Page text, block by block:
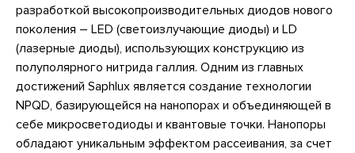
разработкой высокопроизводительных диодов нового
поколения – LED (светоизлучающие диоды) и LD
(лазерные диоды), использующих конструкцию из
полуполярного нитрида галлия. Одним из главных
достижений Saphlux является создание технологии
NPQD, базирующейся на нанопорах и объединяющей в
себе микросветодиоды и квантовые точки. Нанопоры
обладают уникальным эффектом рассеивания, за счет